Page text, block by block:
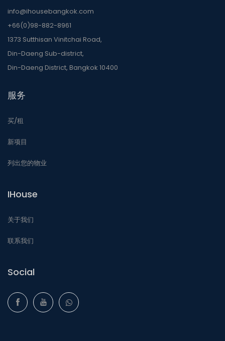
info@ihousebangkok.com
+66(0)98-882-8961
1373 Sutthisan Vinitchai Road,
Din-Daeng Sub-district,
Din-Daeng District, Bangkok 10400
服务
买/租
新项目
列出您的物业
IHouse
关于我们
联系我们
Social